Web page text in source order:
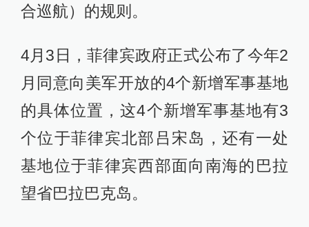
合巡航）的规则。
4月3日，菲律宾政府正式公布了今年2
月同意向美军开放的4个新增军事基地
的具体位置，这4个新增军事基地有3
个位于菲律宾北部吕宋岛，还有一处
基地位于菲律宾西部面向南海的巴拉
望省巴拉巴克岛。